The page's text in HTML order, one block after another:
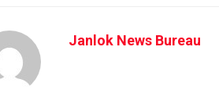
Janlok News Bureau